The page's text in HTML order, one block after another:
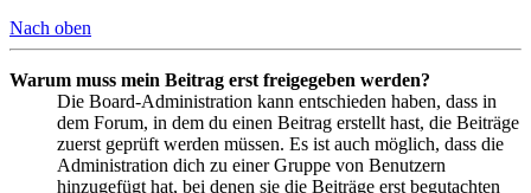
Nach oben
Warum muss mein Beitrag erst freigegeben werden?
Die Board-Administration kann entschieden haben, dass in
dem Forum, in dem du einen Beitrag erstellt hast, die Beiträge
zuerst geprüft werden müssen. Es ist auch möglich, dass die
Administration dich zu einer Gruppe von Benutzern
hinzugefügt hat, bei denen sie die Beiträge erst begutachten